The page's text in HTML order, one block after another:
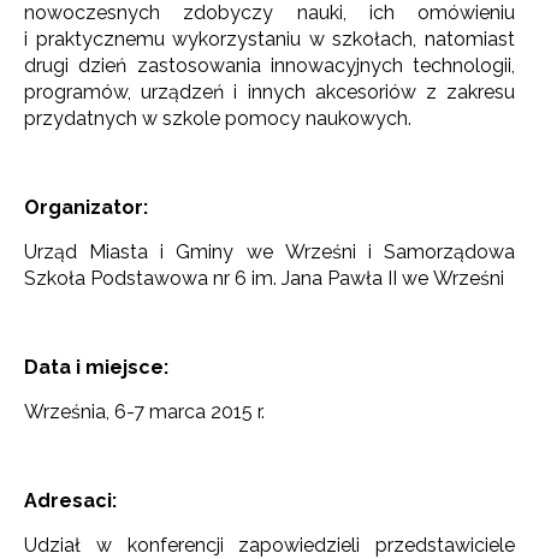
nowoczesnych zdobyczy nauki, ich omówieniu
i praktycznemu wykorzystaniu w szkołach, natomiast
drugi dzień zastosowania innowacyjnych technologii,
programów, urządzeń i innych akcesoriów z zakresu
przydatnych w szkole pomocy naukowych.
Organizator:
Urząd Miasta i Gminy we Wrześni i Samorządowa
Szkoła Podstawowa nr 6 im. Jana Pawła II we Wrześni
Data i miejsce:
Września, 6-7 marca 2015 r.
Adresaci:
Udział w konferencji zapowiedzieli przedstawiciele